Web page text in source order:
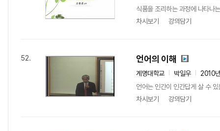
식품을 조리하는 과정에 나타나
차시보기
강의담기
52. 언어의 이해
계명대학교 박일우
2010
언어는 인간이 인간답게 살 수
차시보기
강의담기